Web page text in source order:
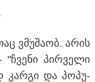
ვმუ­შა­ობ. არის
პირ­ვე­ლი
კარ­გი და პო­პუ­